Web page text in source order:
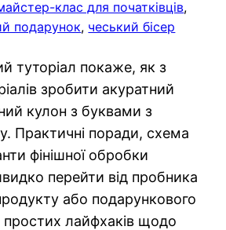
клас для початківців
подарунок, чеський бісер
туторіал покаже, як з
зробити акуратний
кулон з буквами з
Практичні поради, схема
фінішної обробки
перейти від пробника
або подарункового
простих лайфхаків щодо